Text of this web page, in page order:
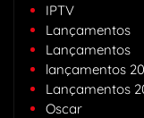
IPTV
Lançamentos
Lançamentos
lançamentos
Lançamentos
Oscar